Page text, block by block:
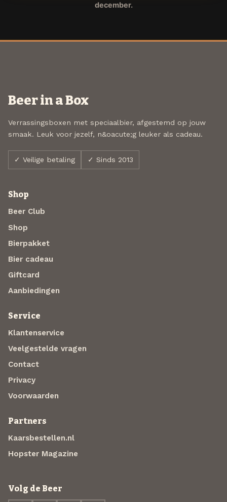
december.
Beer in a Box
Verrassingsboxen met speciaalbier, afgestemd op jouw
smaak. Leuk voor jezelf, n&oacute;g leuker als cadeau.
✓ Veilige betaling ✓ Sinds 2013
Shop
Beer Club
Shop
Bierpakket
Bier cadeau
Giftcard
Aanbiedingen
Service
Klantenservice
Veelgestelde vragen
Contact
Privacy
Voorwaarden
Partners
Kaarsbestellen.nl
Hopster Magazine
Volg de Beer